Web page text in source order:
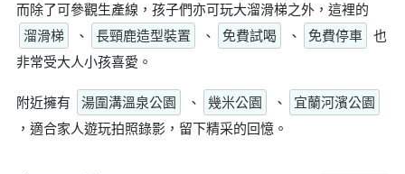
而除了可參觀生產線，孩子們亦可玩大溜滑梯之外，這裡的
溜滑梯
、 長頸鹿造型裝置 、 免費試喝 、 免費停車
也
非常受大人小孩喜愛。
附近擁有 湯圍溝溫泉公園 、 幾米公園 、
宜蘭河濱公園
，適合家人遊玩拍照錄影，留下精采的回憶。